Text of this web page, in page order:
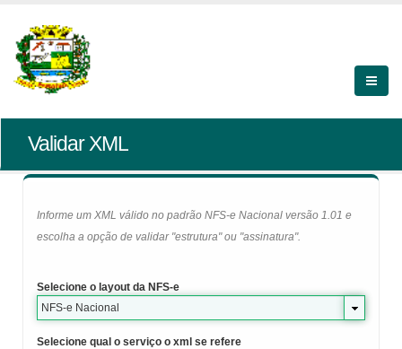
Validar XML
Informe um XML válido no padrão NFS-e Nacional versão 1.01 e
escolha a opção de validar "estrutura" ou "assinatura".
Selecione o layout da NFS-e
NFS-e Nacional
Selecione qual o serviço o xml se refere